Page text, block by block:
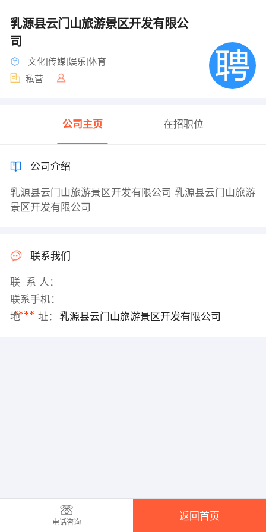
乳源县云门山旅游景区开发有限公
司
文化|传媒|娱乐|体育
私营
公司主页 在招职位
公司介绍
乳源县云门山旅游景区开发有限公司 乳源县云门山旅游
景区开发有限公司
联系我们
联 系 人：
联系手机：
****
地 址： 乳源县云门山旅游景区开发有限公司
电话咨询
返回首页